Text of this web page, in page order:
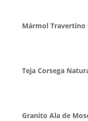
Mármol Travertino
Teja Corsega
Granito Ala de